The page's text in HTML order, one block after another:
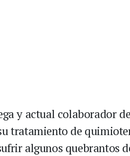
y actual colaborador
tratamiento de
algunos quebrantos